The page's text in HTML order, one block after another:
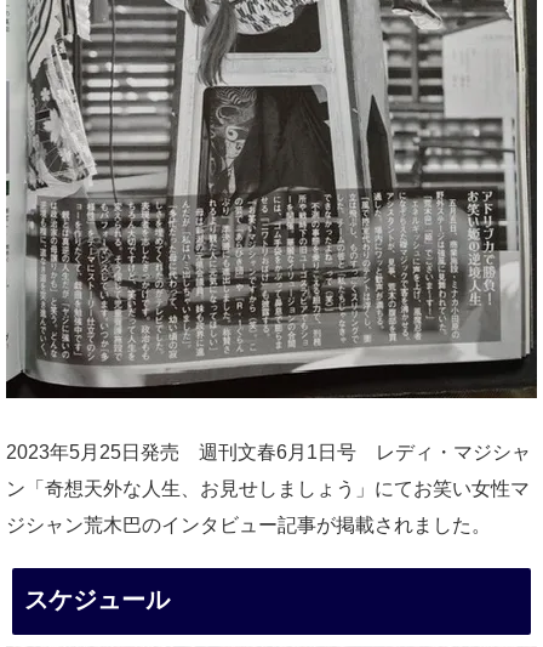
2023年5月25日発売 週刊文春6月1日号 レディ・マジシャ
ン「奇想天外な人生、お見せしましょう」にてお笑い女性マ
ジシャン荒木巴のインタビュー記事が掲載されました。
スケジュール